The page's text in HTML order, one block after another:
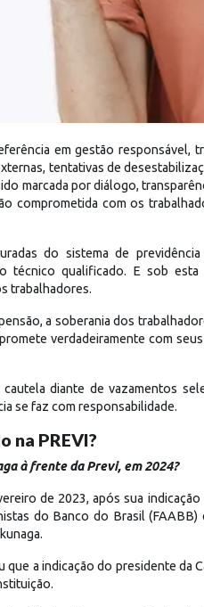
em gestão responsável,
tentativas de
marcada por diálogo,
comprometida com os
do sistema de
técnico qualificado. E sob
trabalhadores.
a soberania dos
verdadeiramente com
diante de vazamentos
se faz com responsabilidade.
na PREVI?
à frente da Previ, em 2024?
de 2023, após sua
do Banco do Brasil
a indicação do presidente da